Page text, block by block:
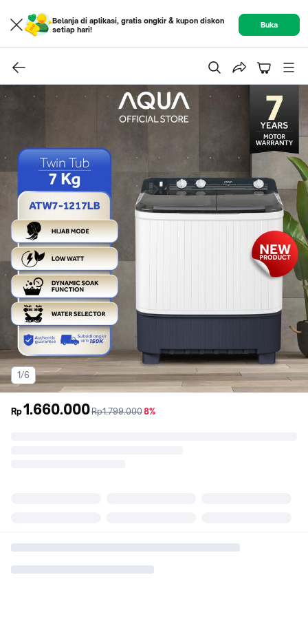
Belanja di aplikasi, gratis ongkir & kupon diskon
setiap hari!
Buka
1/6
Rp1.660.000sebelum
Rp1.799.000diskon
8%